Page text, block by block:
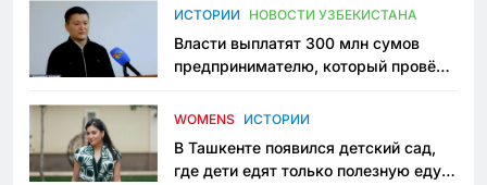
пространство
ИСТОРИИ НОВОСТИ УЗБЕКИСТАНА
Власти выплатят 300 млн сумов
предпринимателю, который провёл
приговору
WOMENS ИСТОРИИ
В Ташкенте появился детский сад,
где дети едят только полезную еду.